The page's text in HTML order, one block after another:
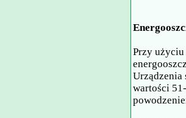
Przy
Urządzenia
wartości